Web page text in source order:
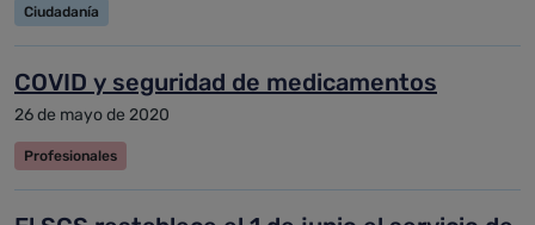
Ciudadanía
COVID y seguridad de medicamentos
26 de mayo de 2020
Profesionales